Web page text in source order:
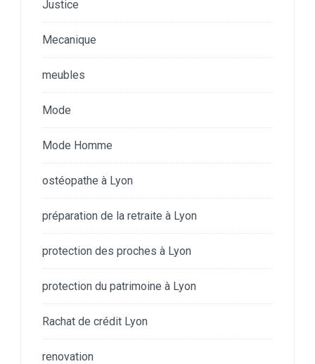
Justice
Mecanique
meubles
Mode
Mode Homme
ostéopathe à Lyon
préparation de la retraite à Lyon
protection des proches à Lyon
protection du patrimoine à Lyon
Rachat de crédit Lyon
renovation